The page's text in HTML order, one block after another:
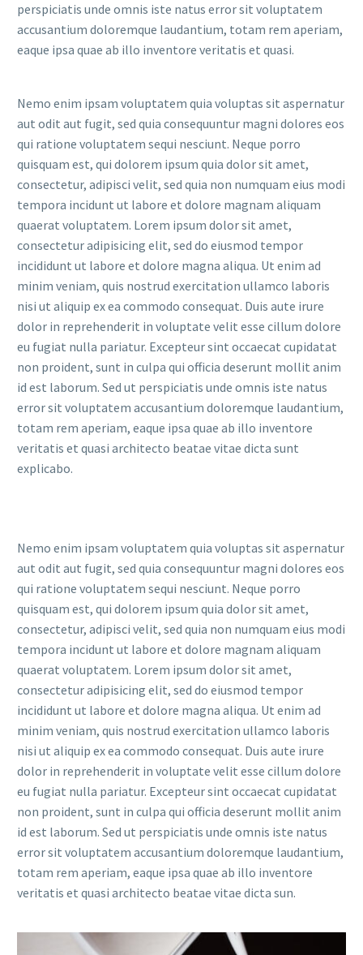
perspiciatis unde omnis iste natus error sit voluptatem
accusantium doloremque laudantium, totam rem aperiam,
eaque ipsa quae ab illo inventore veritatis et quasi.
Nemo enim ipsam voluptatem quia voluptas sit aspernatur
aut odit aut fugit, sed quia consequuntur magni dolores eos
qui ratione voluptatem sequi nesciunt. Neque porro
quisquam est, qui dolorem ipsum quia dolor sit amet,
consectetur, adipisci velit, sed quia non numquam eius modi
tempora incidunt ut labore et dolore magnam aliquam
quaerat voluptatem. Lorem ipsum dolor sit amet,
consectetur adipisicing elit, sed do eiusmod tempor
incididunt ut labore et dolore magna aliqua. Ut enim ad
minim veniam, quis nostrud exercitation ullamco laboris
nisi ut aliquip ex ea commodo consequat. Duis aute irure
dolor in reprehenderit in voluptate velit esse cillum dolore
eu fugiat nulla pariatur. Excepteur sint occaecat cupidatat
non proident, sunt in culpa qui officia deserunt mollit anim
id est laborum. Sed ut perspiciatis unde omnis iste natus
error sit voluptatem accusantium doloremque laudantium,
totam rem aperiam, eaque ipsa quae ab illo inventore
veritatis et quasi architecto beatae vitae dicta sunt
explicabo.
Nemo enim ipsam voluptatem quia voluptas sit aspernatur
aut odit aut fugit, sed quia consequuntur magni dolores eos
qui ratione voluptatem sequi nesciunt. Neque porro
quisquam est, qui dolorem ipsum quia dolor sit amet,
consectetur, adipisci velit, sed quia non numquam eius modi
tempora incidunt ut labore et dolore magnam aliquam
quaerat voluptatem. Lorem ipsum dolor sit amet,
consectetur adipisicing elit, sed do eiusmod tempor
incididunt ut labore et dolore magna aliqua. Ut enim ad
minim veniam, quis nostrud exercitation ullamco laboris
nisi ut aliquip ex ea commodo consequat. Duis aute irure
dolor in reprehenderit in voluptate velit esse cillum dolore
eu fugiat nulla pariatur. Excepteur sint occaecat cupidatat
non proident, sunt in culpa qui officia deserunt mollit anim
id est laborum. Sed ut perspiciatis unde omnis iste natus
error sit voluptatem accusantium doloremque laudantium,
totam rem aperiam, eaque ipsa quae ab illo inventore
veritatis et quasi architecto beatae vitae dicta sun.